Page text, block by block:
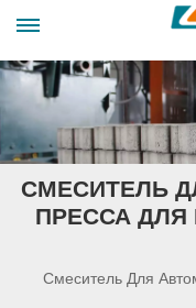
СМЕСИТЕЛЬ
ПРЕССА ДЛЯ
Смеситель Для